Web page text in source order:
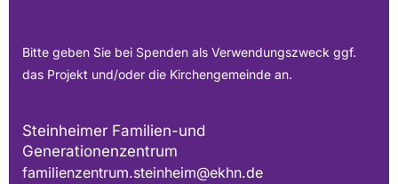
Bitte geben Sie bei Spenden als Verwendungszweck ggf.
das Projekt und/oder die Kirchengemeinde an.
Steinheimer Familien-und
Generationenzentrum
familienzentrum.steinheim@ekhn.de